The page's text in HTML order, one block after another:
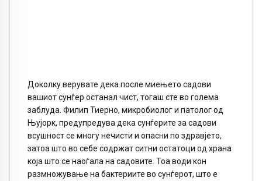
Доколку верувате дека после миењето садови
вашиот сунѓер останал чист, тогаш сте во голема
заблуда. Филип Тиерно, микробиолог и патолог од
Њујорк, предупредува дека сунѓерите за садови
всушност се многу нечисти и опасни по здравјето,
затоа што во себе содржат ситни остатоци од храна
која што се наоѓала на садовите. Тоа води кон
размножување на бактериите во сунѓерот, што е